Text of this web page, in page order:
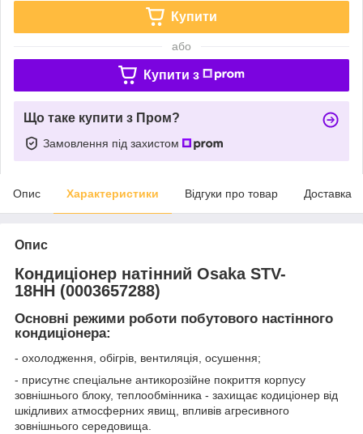
Купити
або
Купити з
Що таке купити з Пром?
Замовлення під захистом
Опис Характеристики Відгуки про товар Доставка
Опис
Кондиціонер натінний Osaka STV-
18HH (0003657288)
Основні режими роботи побутового настінного
кондиціонера:
- охолодження, обігрів, вентиляція, осушення;
- присутнє спеціальне антикорозійне покриття корпусу
зовнішнього блоку, теплообмінника - захищає кодиціонер від
шкідливих атмосферних явищ, впливів агресивного
зовнішнього середовища.